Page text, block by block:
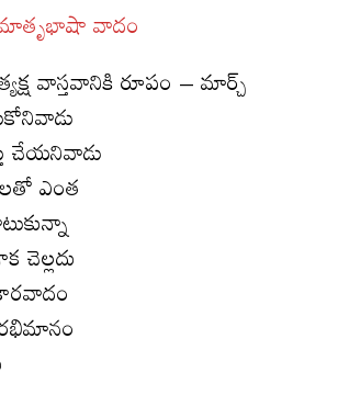
మాతృభాషా వాదం
వాస్తవానికి రూపం – మార్చ్‌
చేయనివాడు
ఎంత
చెల్ల‌దు